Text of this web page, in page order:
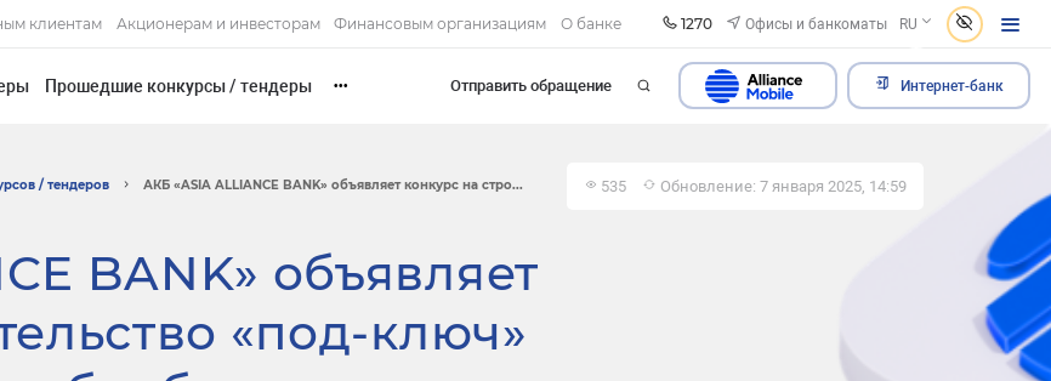
клиентам Акционерам и инвесторам Финансовым организациям О банке 1270 Офисы и банкоматы RU
Прошедшие конкурсы / тендеры ••• Отправить обращение Интернет-банк
/ тендеров АКБ «ASIA ALLIANCE BANK» объявляет конкурс на стро... 535 Обновление: 7 января 2025, 14:59
BANK» объявляет
«под-ключ»